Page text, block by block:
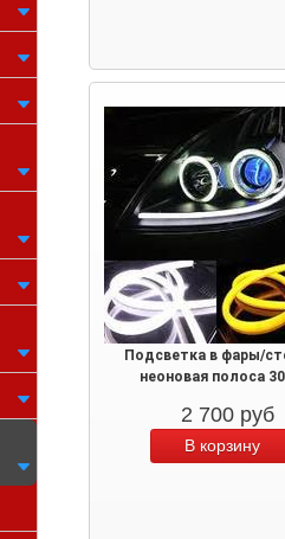
Подсветка в фары/
неоновая полоса
2 700 руб